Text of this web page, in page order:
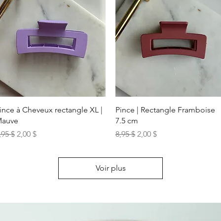
Aperçu rapide
à Cheveux rectangle XL |
original
$ Prix promotionnel
2,00 $
Aperçu rapide
Pince | Rectangle Framboise
7.5 cm
Prix original
8,95 $ Prix promotionnel
2,00 $
Voir plus